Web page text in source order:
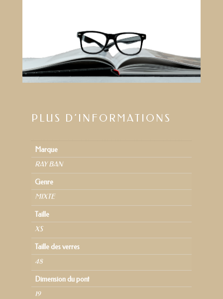
PLUS D’INFORMATIONS
Marque
RAY BAN
Genre
MIXTE
Taille
XS
Taille des verres
48
Dimension du pont
19